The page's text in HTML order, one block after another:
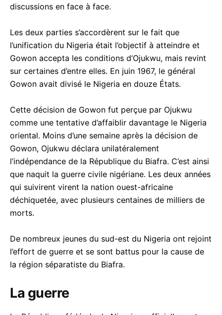
discussions en face à face.
Les deux parties s’accordèrent sur le fait que
l’unification du Nigeria était l’objectif à atteindre et
Gowon accepta les conditions d’Ojukwu, mais revint
sur certaines d’entre elles. En juin 1967, le général
Gowon avait divisé le Nigeria en douze États.
Cette décision de Gowon fut perçue par Ojukwu
comme une tentative d’affaiblir davantage le Nigeria
oriental. Moins d’une semaine après la décision de
Gowon, Ojukwu déclara unilatéralement
l’indépendance de la République du Biafra. C’est ainsi
que naquit la guerre civile nigériane. Les deux années
qui suivirent virent la nation ouest-africaine
déchiquetée, avec plusieurs centaines de milliers de
morts.
De nombreux jeunes du sud-est du Nigeria ont rejoint
l’effort de guerre et se sont battus pour la cause de
la région séparatiste du Biafra.
La guerre